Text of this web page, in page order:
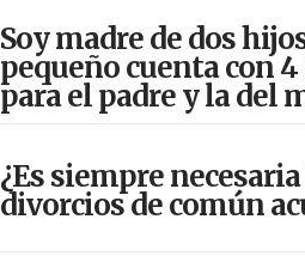
Soy madre de dos
pequeño cuenta con
para el padre y la del
¿Es siempre
divorcios de común